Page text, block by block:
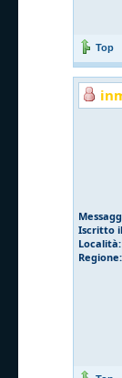
Top
Iscritto
Località:
Regione: